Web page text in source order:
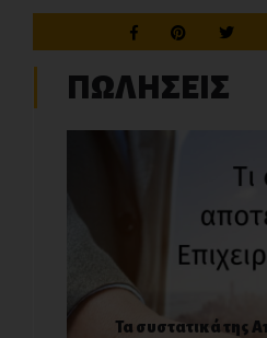
ΠΩΛΗΣΕΙΣ
Τα συστατικά της